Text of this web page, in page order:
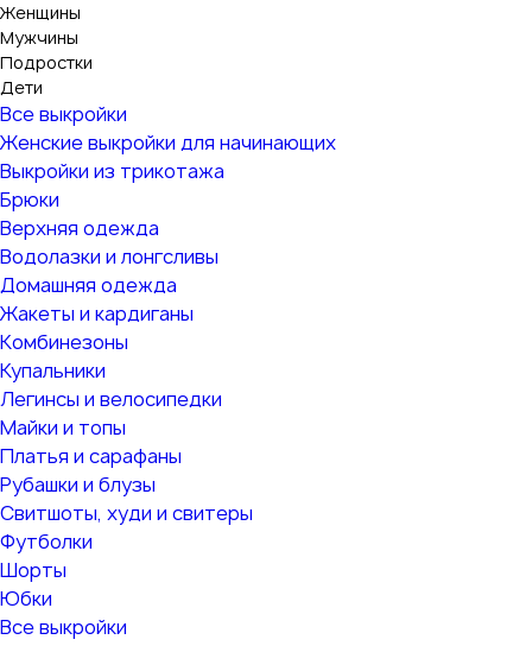
Женщины
Мужчины
Подростки
Дети
Все выкройки
Женские выкройки для начинающих
Выкройки из трикотажа
Брюки
Верхняя одежда
Водолазки и лонгсливы
Домашняя одежда
Жакеты и кардиганы
Комбинезоны
Купальники
Легинсы и велосипедки
Майки и топы
Платья и сарафаны
Рубашки и блузы
Свитшоты, худи и свитеры
Футболки
Шорты
Юбки
Все выкройки